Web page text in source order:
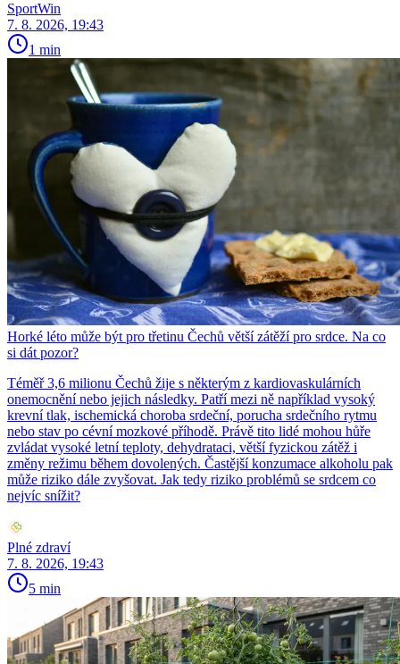
SportWin
7. 8. 2026, 19:43
1 min
Horké léto může být pro třetinu Čechů větší zátěží pro srdce. Na co
si dát pozor?
Téměř 3,6 milionu Čechů žije s některým z kardiovaskulárních
onemocnění nebo jejich následky. Patří mezi ně například vysoký
krevní tlak, ischemická choroba srdeční, porucha srdečního rytmu
nebo stav po cévní mozkové příhodě. Právě tito lidé mohou hůře
zvládat vysoké letní teploty, dehydrataci, větší fyzickou zátěž i
změny režimu během dovolených. Častější konzumace alkoholu pak
může riziko dále zvyšovat. Jak tedy riziko problémů se srdcem co
nejvíc snížit?
Plné zdraví
7. 8. 2026, 19:43
5 min